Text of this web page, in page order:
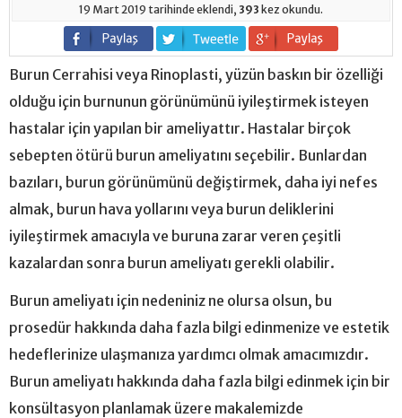
19 Mart 2019 tarihinde eklendi, 393 kez okundu.
Burun Cerrahisi veya Rinoplasti, yüzün baskın bir özelliği
olduğu için burnunun görünümünü iyileştirmek isteyen
hastalar için yapılan bir ameliyattır. Hastalar birçok
sebepten ötürü burun ameliyatını seçebilir. Bunlardan
bazıları, burun görünümünü değiştirmek, daha iyi nefes
almak, burun hava yollarını veya burun deliklerini
iyileştirmek amacıyla ve buruna zarar veren çeşitli
kazalardan sonra burun ameliyatı gerekli olabilir.
Burun ameliyatı için nedeniniz ne olursa olsun, bu
prosedür hakkında daha fazla bilgi edinmenize ve estetik
hedeflerinize ulaşmanıza yardımcı olmak amacımızdır.
Burun ameliyatı hakkında daha fazla bilgi edinmek için bir
konsültasyon planlamak üzere makalemizde